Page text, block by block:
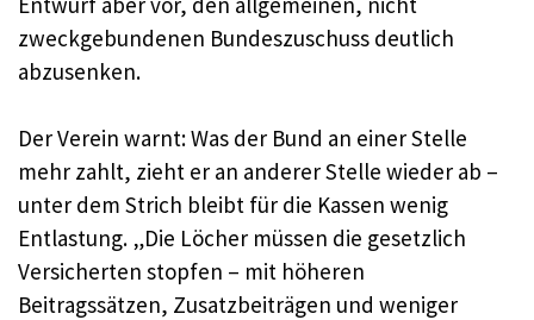
zweckgebundenen Bundeszuschuss deutlich
abzusenken.
Der Verein warnt: Was der Bund an einer Stelle
mehr zahlt, zieht er an anderer Stelle wieder ab –
unter dem Strich bleibt für die Kassen wenig
Entlastung. „Die Löcher müssen die gesetzlich
Versicherten stopfen – mit höheren
Beitragssätzen, Zusatzbeiträgen und weniger